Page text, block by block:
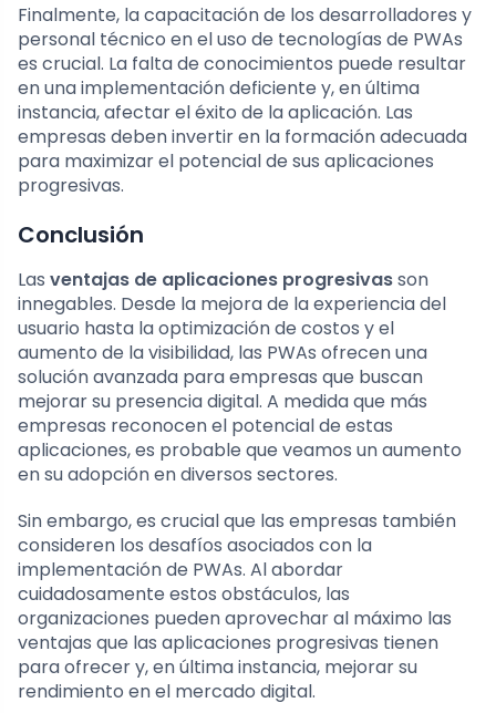
Finalmente, la capacitación de los desarrolladores y
personal técnico en el uso de tecnologías de PWAs
es crucial. La falta de conocimientos puede resultar
en una implementación deficiente y, en última
instancia, afectar el éxito de la aplicación. Las
empresas deben invertir en la formación adecuada
para maximizar el potencial de sus aplicaciones
progresivas.
Conclusión
Las ventajas de aplicaciones progresivasson
innegables. Desde la mejora de la experiencia del
usuario hasta la optimización de costos y el
aumento de la visibilidad, las PWAs ofrecen una
solución avanzada para empresas que buscan
mejorar su presencia digital. A medida que más
empresas reconocen el potencial de estas
aplicaciones, es probable que veamos un aumento
en su adopción en diversos sectores.
Sin embargo, es crucial que las empresas también
consideren los desafíos asociados con la
implementación de PWAs. Al abordar
cuidadosamente estos obstáculos, las
organizaciones pueden aprovechar al máximo las
ventajas que las aplicaciones progresivas tienen
para ofrecer y, en última instancia, mejorar su
rendimiento en el mercado digital.